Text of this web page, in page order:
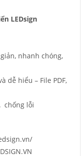
LEDsign
nhanh chóng,
dễ hiểu – File PDF,
chống lỗi